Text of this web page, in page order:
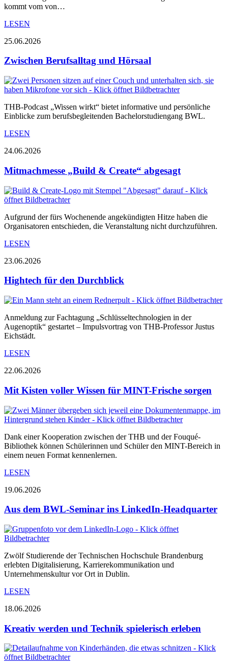
kommt vom von…
LESEN
25.06.2026
Zwischen Berufsalltag und Hörsaal
THB-Podcast „Wissen wirkt“ bietet informative und persönliche
Einblicke zum berufsbegleitenden Bachelorstudiengang BWL.
LESEN
24.06.2026
Mitmachmesse „Build & Create“ abgesagt
Aufgrund der fürs Wochenende angekündigten Hitze haben die
Organisatoren entschieden, die Veranstaltung nicht durchzuführen.
LESEN
23.06.2026
Hightech für den Durchblick
Anmeldung zur Fachtagung „Schlüsseltechnologien in der
Augenoptik“ gestartet – Impulsvortrag von THB-Professor Justus
Eichstädt.
LESEN
22.06.2026
Mit Kisten voller Wissen für MINT-Frische sorgen
Dank einer Kooperation zwischen der THB und der Fouqué-
Bibliothek können Schülerinnen und Schüler den MINT-Bereich in
einem neuen Format kennenlernen.
LESEN
19.06.2026
Aus dem BWL-Seminar ins LinkedIn-Headquarter
Zwölf Studierende der Technischen Hochschule Brandenburg
erlebten Digitalisierung, Karrierekommunikation und
Unternehmenskultur vor Ort in Dublin.
LESEN
18.06.2026
Kreativ werden und Technik spielerisch erleben